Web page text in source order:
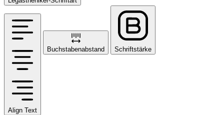
Align Text
Buchstabenabstand Schriftstärke